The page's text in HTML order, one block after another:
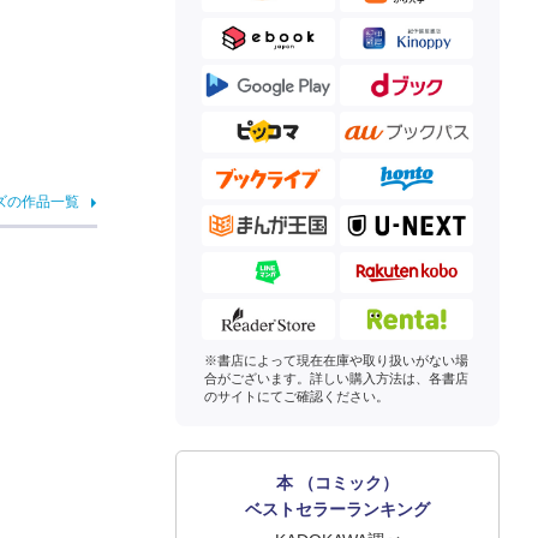
の作品一覧
※書店によって現在在庫や取り扱いがない場
合がございます。詳しい購入方法は、各書店
のサイトにてご確認ください。
本 （コミック）
ベストセラーランキング